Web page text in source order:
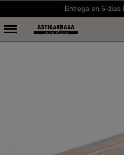
Entrega en 5 días laborables
Envíos gratis a partir de 50€